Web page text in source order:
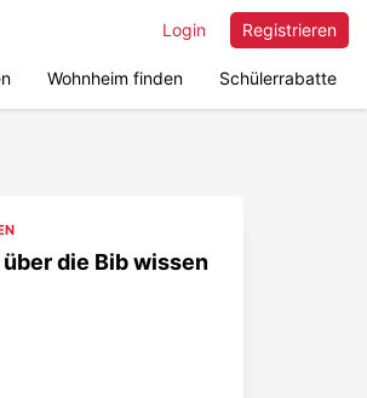
Registrieren
Login
Wohnheim finden Schülerrabatte
die Bib wissen